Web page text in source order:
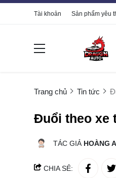
Tài khoản Sản phẩm yêu
Trang chủ Tin tức
Đuổi theo xe
TÁC GIẢ HOÀNG
CHIA SẺ: